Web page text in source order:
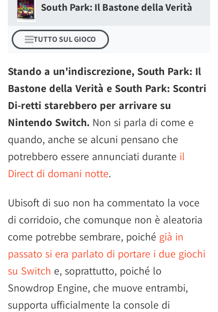
South Park: Il Bastone della Verità
TUTTO SUL GIOCO
Stando a un'indiscrezione, South Park: Il
Bastone della Verità e South Park: Scontri
Di-retti starebbero per arrivare su
Nintendo Switch. Non si parla di come e
quando, anche se alcuni pensano che
potrebbero essere annunciati durante il
Direct di domani notte.
Ubisoft di suo non ha commentato la voce
di corridoio, che comunque non è aleatoria
come potrebbe sembrare, poiché già in
passato si era parlato di portare i due giochi
su Switch e, soprattutto, poiché lo
Snowdrop Engine, che muove entrambi,
supporta ufficialmente la console di